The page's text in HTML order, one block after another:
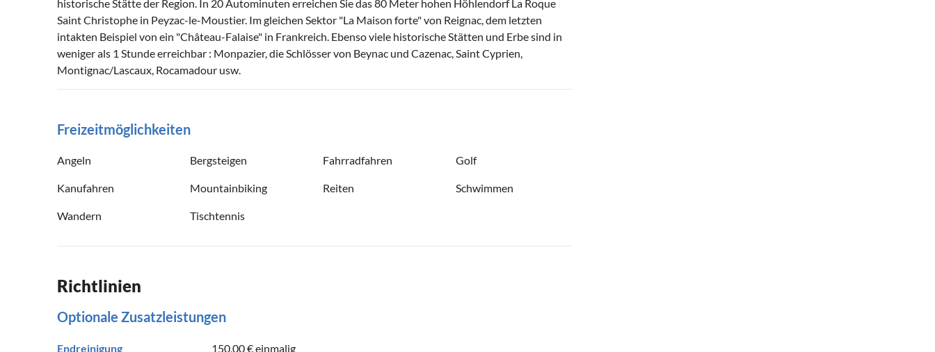
historische Stätte der Region. In 20 Autominuten erreichen Sie das 80 Meter hohen Höhlendorf La Roque
Saint Christophe in Peyzac-le-Moustier. Im gleichen Sektor "La Maison forte" von Reignac, dem letzten
intakten Beispiel von ein "Château-Falaise" in Frankreich. Ebenso viele historische Stätten und Erbe sind in
weniger als 1 Stunde erreichbar : Monpazier, die Schlösser von Beynac und Cazenac, Saint Cyprien,
Montignac/Lascaux, Rocamadour usw.
Freizeitmöglichkeiten
Angeln Bergsteigen Fahrradfahren Golf
Kanufahren Mountainbiking Reiten Schwimmen
Wandern Tischtennis
Richtlinien
Optionale Zusatzleistungen
Endreinigung 150,00 €einmalig